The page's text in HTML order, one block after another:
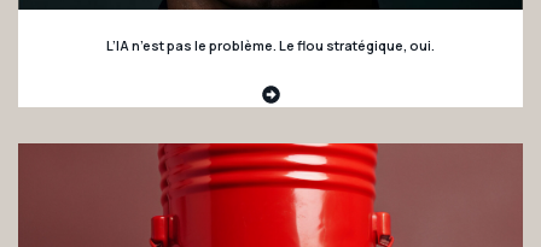
L’IA n’est pas le problème. Le flou stratégique, oui.